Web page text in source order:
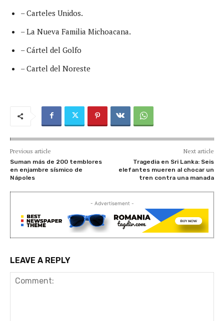
– Carteles Unidos.
– La Nueva Familia Michoacana.
– Cártel del Golfo
– Cartel del Noreste
Previous article
Suman más de 200 temblores
en enjambre sísmico de
Nápoles
Next article
Tragedia en Sri Lanka: Seis
elefantes mueren al chocar un
tren contra una manada
- Advertisement -
LEAVE A REPLY